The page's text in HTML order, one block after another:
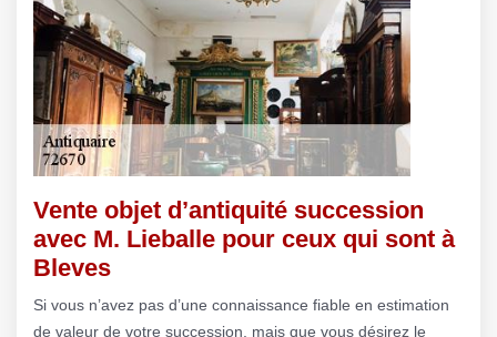
Vente objet d’antiquité succession
avec M. Lieballe pour ceux qui sont à
Bleves
Si vous n’avez pas d’une connaissance fiable en estimation
de valeur de votre succession, mais que vous désirez le